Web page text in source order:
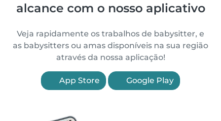
alcance com o nosso aplicativo
Veja rapidamente os trabalhos de babysitter, e
as babysitters ou amas disponíveis na sua região
através da nossa aplicação!
App Store Google Play